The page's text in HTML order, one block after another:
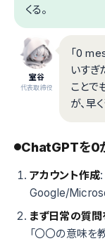
くる。
室谷
代表取締役
「0
いすぎ
ことで
が、早
ChatGPTを0
アカウント作成:
Google/
まず日常の質
「〇〇の意味を